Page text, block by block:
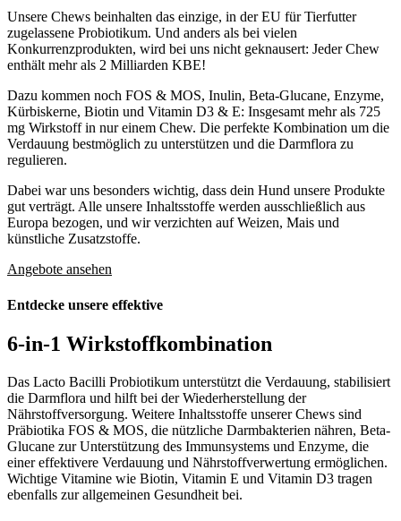
Unsere Chews beinhalten das einzige, in der EU für Tierfutter
zugelassene Probiotikum. Und anders als bei vielen
Konkurrenzprodukten, wird bei uns nicht geknausert: Jeder Chew
enthält mehr als 2 Milliarden KBE!
Dazu kommen noch FOS & MOS, Inulin, Beta-Glucane, Enzyme,
Kürbiskerne, Biotin und Vitamin D3 & E: Insgesamt mehr als 725
mg Wirkstoff in nur einem Chew. Die perfekte Kombination um die
Verdauung bestmöglich zu unterstützen und die Darmflora zu
regulieren.
Dabei war uns besonders wichtig, dass dein Hund unsere Produkte
gut verträgt. Alle unsere Inhaltsstoffe werden ausschließlich aus
Europa bezogen, und wir verzichten auf Weizen, Mais und
künstliche Zusatzstoffe.
Angebote ansehen
Entdecke unsere effektive
6-in-1 Wirkstoffkombination
Das Lacto Bacilli Probiotikum unterstützt die Verdauung, stabilisiert
die Darmflora und hilft bei der Wiederherstellung der
Nährstoffversorgung. Weitere Inhaltsstoffe unserer Chews sind
Präbiotika FOS & MOS, die nützliche Darmbakterien nähren, Beta-
Glucane zur Unterstützung des Immunsystems und Enzyme, die
einer effektivere Verdauung und Nährstoffverwertung ermöglichen.
Wichtige Vitamine wie Biotin, Vitamin E und Vitamin D3 tragen
ebenfalls zur allgemeinen Gesundheit bei.